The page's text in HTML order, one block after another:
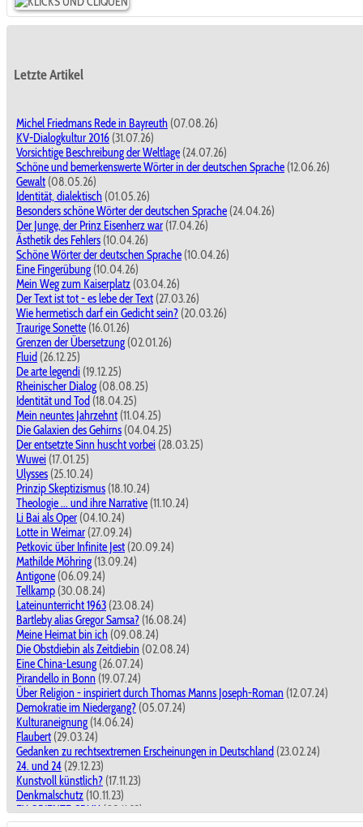
Letzte Artikel
Michel Friedmans Rede in Bayreuth (07.08.26)
KV-Dialogkultur 2016 (31.07.26)
Vorsichtige Beschreibung der Weltlage (24.07.26)
Schöne und bemerkenswerte Wörter in der deutschen Sprache (12.06.26)
Gewalt (08.05.26)
Identität, dialektisch (01.05.26)
Besonders schöne Wörter der deutschen Sprache (24.04.26)
Der Junge, der Prinz Eisenherz war (17.04.26)
Ästhetik des Fehlers (10.04.26)
Schöne Wörter der deutschen Sprache (10.04.26)
Eine Fingerübung (10.04.26)
Mein Weg zum Kaiserplatz (03.04.26)
Der Text ist tot - es lebe der Text (27.03.26)
Wie hermetisch darf ein Gedicht sein? (20.03.26)
Traurige Sonette (16.01.26)
Grenzen der Übersetzung (02.01.26)
Fluid (26.12.25)
De arte legendi (19.12.25)
Rheinischer Dialog (08.08.25)
Identität und Tod (18.04.25)
Mein neuntes Jahrzehnt (11.04.25)
Die Galaxien des Gehirns (04.04.25)
Der entsetzte Sinn huscht vorbei (28.03.25)
Wuwei (17.01.25)
Ulysses (25.10.24)
Prinzip Skeptizismus (18.10.24)
Theologie ... und ihre Narrative (11.10.24)
Li Bai als Oper (04.10.24)
Lotte in Weimar (27.09.24)
Petkovic über Infinite Jest (20.09.24)
Mathilde Möhring (13.09.24)
Antigone (06.09.24)
Tellkamp (30.08.24)
Lateinunterricht 1963 (23.08.24)
Bartleby alias Gregor Samsa? (16.08.24)
Meine Heimat bin ich (09.08.24)
Die Obstdiebin als Zeitdiebin (02.08.24)
Eine China-Lesung (26.07.24)
Pirandello in Bonn (19.07.24)
Über Religion - inspiriert durch Thomas Manns Joseph-Roman (12.07.24)
Demokratie im Niedergang? (05.07.24)
Kulturaneignung (14.06.24)
Flaubert (29.03.24)
Gedanken zu rechtsextremen Erscheinungen in Deutschland (23.02.24)
24. und 24 (29.12.23)
Kunstvoll künstlich? (17.11.23)
Denkmalschutz (10.11.23)
EX ORIENTE CRUX(03.11.23)